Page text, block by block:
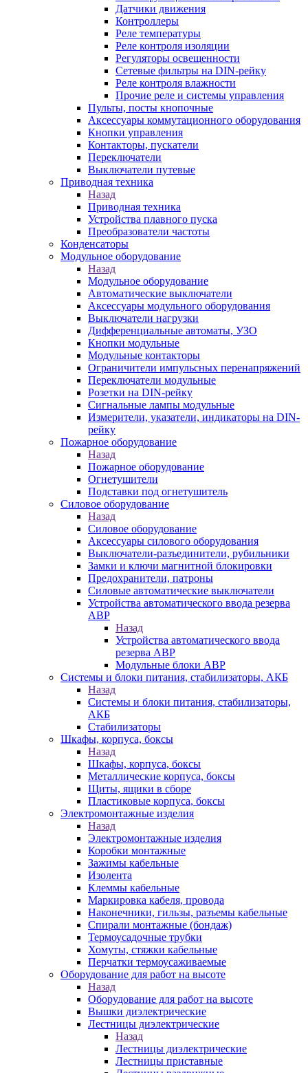
Датчики движения
Контроллеры
Реле температуры
Реле контроля изоляции
Регуляторы освещенности
Сетевые фильтры на DIN-рейку
Реле контроля влажности
Прочие реле и системы управления
Пульты, посты кнопочные
Аксессуары коммутационного оборудования
Кнопки управления
Контакторы, пускатели
Переключатели
Выключатели путевые
Приводная техника
Назад
Приводная техника
Устройства плавного пуска
Преобразователи частоты
Конденсаторы
Модульное оборудование
Назад
Модульное оборудование
Автоматические выключатели
Аксессуары модульного оборудования
Выключатели нагрузки
Дифференциальные автоматы, УЗО
Кнопки модульные
Модульные контакторы
Ограничители импульсных перенапряжений
Переключатели модульные
Розетки на DIN-рейку
Сигнальные лампы модульные
Измерители, указатели, индикаторы на DIN-
рейку
Пожарное оборудование
Назад
Пожарное оборудование
Огнетушители
Подставки под огнетушитель
Силовое оборудование
Назад
Силовое оборудование
Аксессуары силового оборудования
Выключатели-разъединители, рубильники
Замки и ключи магнитной блокировки
Предохранители, патроны
Силовые автоматические выключатели
Устройства автоматического ввода резерва
АВР
Назад
Устройства автоматического ввода
резерва АВР
Модульные блоки АВР
Системы и блоки питания, стабилизаторы, АКБ
Назад
Системы и блоки питания, стабилизаторы,
АКБ
Стабилизаторы
Шкафы, корпуса, боксы
Назад
Шкафы, корпуса, боксы
Металлические корпуса, боксы
Щиты, ящики в сборе
Пластиковые корпуса, боксы
Электромонтажные изделия
Назад
Электромонтажные изделия
Коробки монтажные
Зажимы кабельные
Изолента
Клеммы кабельные
Маркировка кабеля, провода
Наконечники, гильзы, разъемы кабельные
Спирали монтажные (бондаж)
Термоусадочные трубки
Хомуты, стяжки кабельные
Перчатки термоусаживаемые
Оборудование для работ на высоте
Назад
Оборудование для работ на высоте
Вышки диэлектрические
Лестницы диэлектрические
Назад
Лестницы диэлектрические
Лестницы приставные